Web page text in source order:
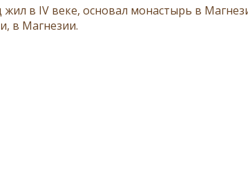
в IV ве­ке, ос­но­вал мо­на­стырь в
в Маг­не­зии.